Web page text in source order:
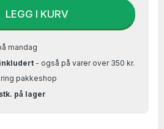
LEGG I KURV
mandag
- også på varer over 350 kr.
pakkeshop
på lager